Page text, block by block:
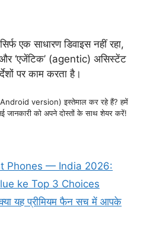
एक साधारण डिवाइस नहीं रहा,
और ‘एजेंटिक’ (agentic) असिस्टेंट
पर काम करता है।
version) इस्तेमाल कर रहे हैं? हमें
को अपने दोस्तों के साथ शेयर करें!
Phones — India 2026:
ke Top 3 Choices
क्या यह प्रीमियम फैन सच में आपके